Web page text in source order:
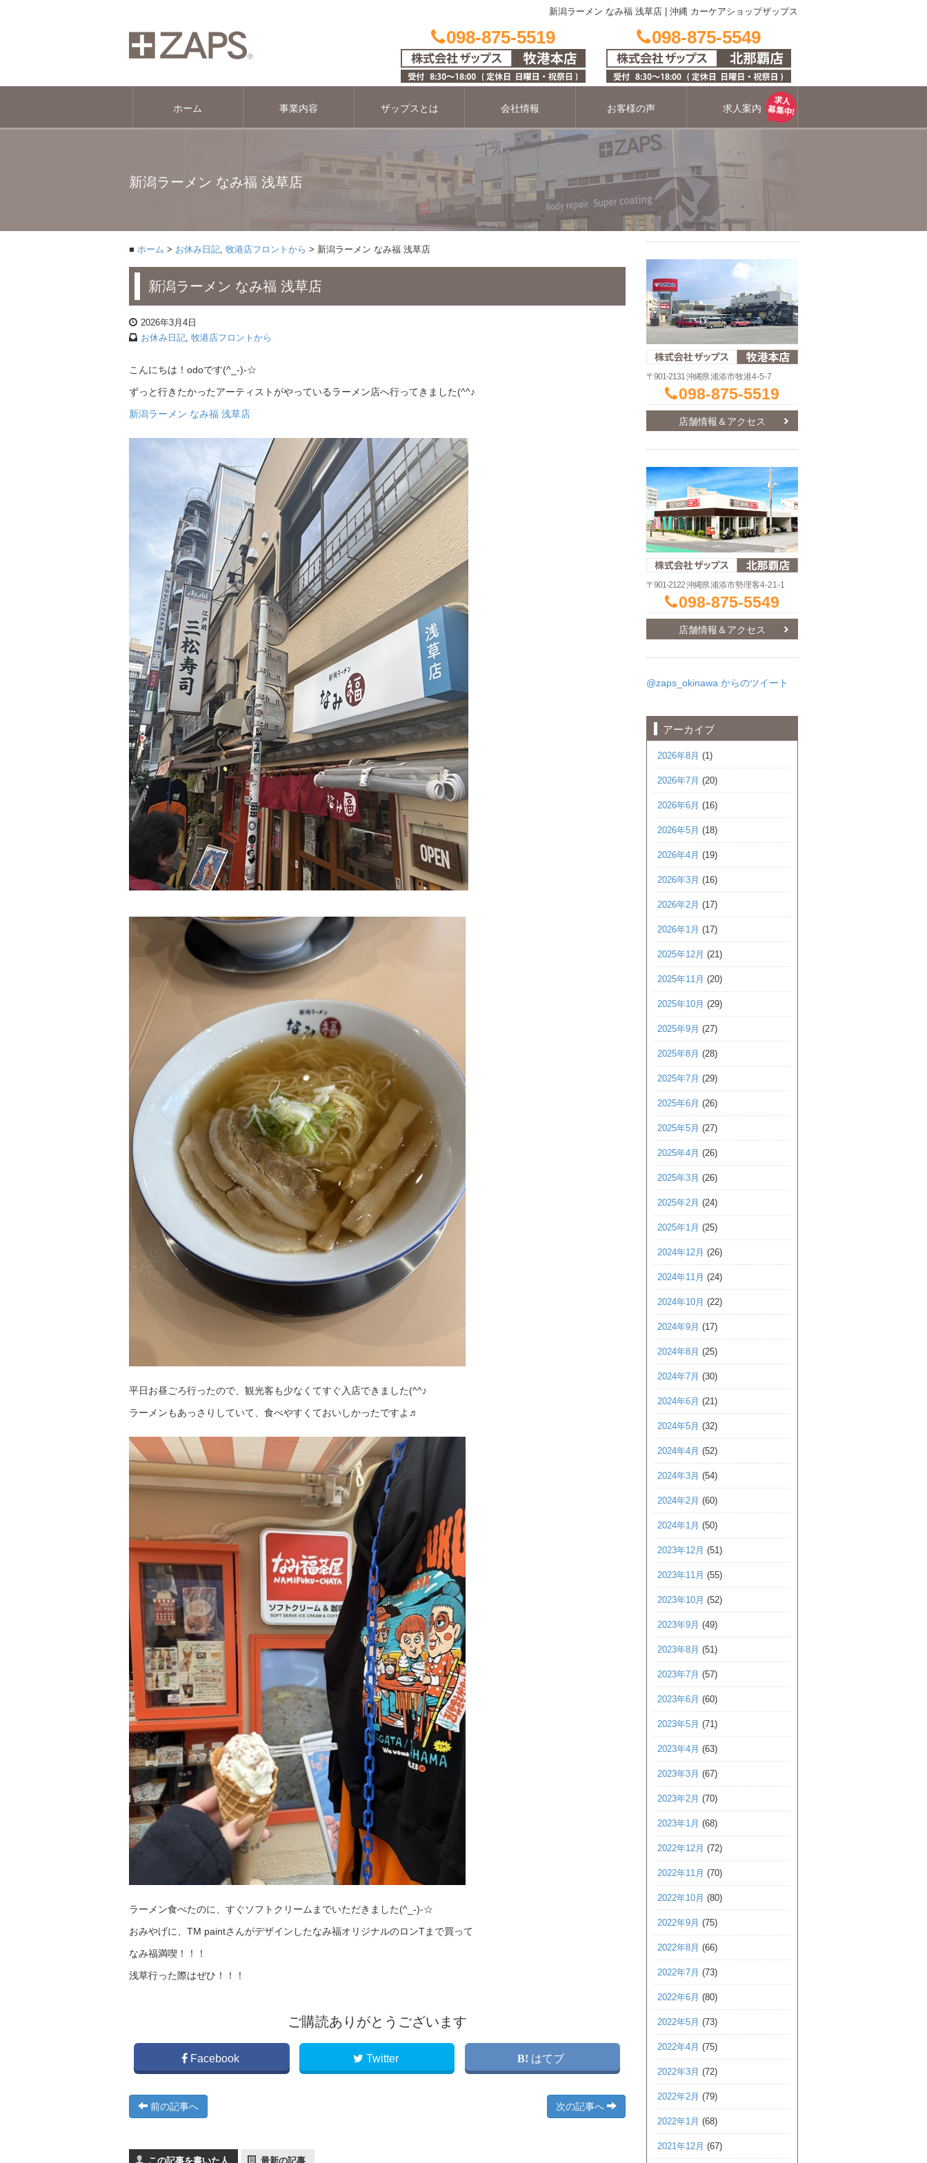
新潟ラーメン なみ福 浅草店 沖縄 カーケアショップザップス
098-875-5519 098-875-5549
ホーム 事業内容 ザップスとは 会社情報 お客様の声 求人案内
新潟ラーメン なみ福 浅草店
ホーム お休み日記, 牧港店フロントから 新潟ラーメン なみ福 浅草店
新潟ラーメン なみ福 浅草店
2026年3月4日
お休み日記, 牧港店フロントから
こんにちは！odoです(^_-)-☆
ずっと行きたかったアーティストがやっているラーメン店へ行ってきました(^^♪
新潟ラーメン なみ福 浅草店
平日お昼ごろ行ったので、観光客も少なくてすぐ入店できました(^^♪
ラーメンもあっさりしていて、食べやすくておいしかったですよ♬
ラーメン食べたのに、すぐソフトクリームまでいただきました(^_-)-☆
おみやげに、TM paintさんがデザインしたなみ福オリジナルのロンTまで買って
なみ福満喫！！！
浅草行った際はぜひ！！！
ご購読ありがとうございます
Facebook Twitter はてブ
前の記事へ 次の記事へ
この記事を書いた人 最新の記事
〒901-2131 沖縄県浦添市牧港4-5-7
098-875-5519
店舗情報＆アクセス
〒901-2122 沖縄県浦添市勢理客4-21-1
098-875-5549
店舗情報＆アクセス
@zaps_okinawa からのツイート
アーカイブ
2026年8月 (1)
2026年7月 (20)
2026年6月 (16)
2026年5月 (18)
2026年4月 (19)
2026年3月 (16)
2026年2月 (17)
2026年1月 (17)
2025年12月 (21)
2025年11月 (20)
2025年10月 (29)
2025年9月 (27)
2025年8月 (28)
2025年7月 (29)
2025年6月 (26)
2025年5月 (27)
2025年4月 (26)
2025年3月 (26)
2025年2月 (24)
2025年1月 (25)
2024年12月 (26)
2024年11月 (24)
2024年10月 (22)
2024年9月 (17)
2024年8月 (25)
2024年7月 (30)
2024年6月 (21)
2024年5月 (32)
2024年4月 (52)
2024年3月 (54)
2024年2月 (60)
2024年1月 (50)
2023年12月 (51)
2023年11月 (55)
2023年10月 (52)
2023年9月 (49)
2023年8月 (51)
2023年7月 (57)
2023年6月 (60)
2023年5月 (71)
2023年4月 (63)
2023年3月 (67)
2023年2月 (70)
2023年1月 (68)
2022年12月 (72)
2022年11月 (70)
2022年10月 (80)
2022年9月 (75)
2022年8月 (66)
2022年7月 (73)
2022年6月 (80)
2022年5月 (73)
2022年4月 (75)
2022年3月 (72)
2022年2月 (79)
2022年1月 (68)
2021年12月 (67)